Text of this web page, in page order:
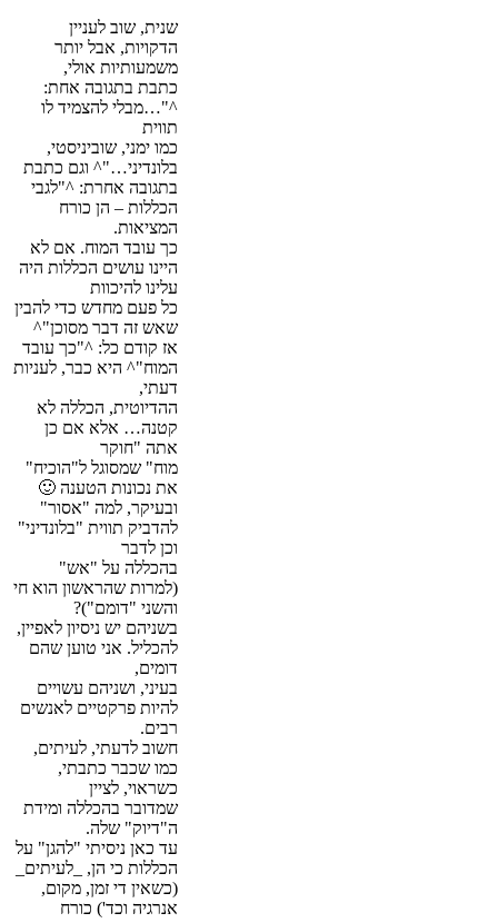
שנית, שוב לעניין
הדקויות, אבל יותר
משמעותיות אולי,
כתבת בתגובה אחת:
^"…מבלי להצמיד לו
תווית
כמו ימני, שוביניסטי,
בלונדיני…"^ וגם כתבת
בתגובה אחרת: ^"לגבי
הכללות – הן כורח
המציאות.
כך עובד המוח. אם לא
היינו עושים הכללות היה
עלינו להיכוות
כל פעם מחדש כדי להבין
שאש זה דבר מסוכן"^
אז קודם כל: ^"כך עובד
המוח"^ היא כבר, לעניות
דעתי,
ההדיוטית, הכללה לא
קטנה… אלא אם כן
אתה "חוקר
מוח" שמסוגל ל"הוכיח"
את נכונות הטענה 🙂
ובעיקר, למה "אסור"
להדביק תווית "בלונדיני"
וכן לדבר
בהכללה על "אש"
(למרות שהראשון הוא חי
והשני "דומם")?
בשניהם יש ניסיון לאפיין,
להכליל. אני טוען שהם
דומים,
בעיני, ושניהם עשויים
להיות פרקטיים לאנשים
רבים.
חשוב לדעתי, לעיתים,
כמו שכבר כתבתי,
כשראוי, לציין
שמדובר בהכללה ומידת
ה"דיוק" שלה.
עד כאן ניסיתי "להגן" על
הכללות כי הן, _לעיתים_
(כשאין די זמן, מקום,
אנרגיה וכד') כורח